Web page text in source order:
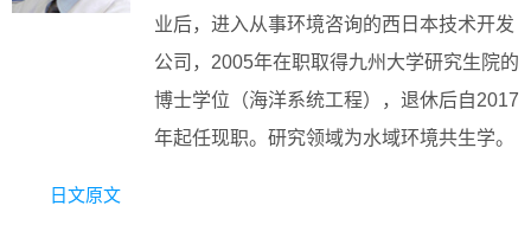
业后，进入从事环境咨询的西日本技术开发
公司，2005年在职取得九州大学研究生院的
博士学位（海洋系统工程），退休后自2017
年起任现职。研究领域为水域环境共生学。
日文原文